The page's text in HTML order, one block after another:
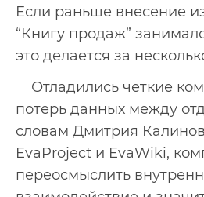
Если раньше внесение
“Книгу продаж”
это делается за
Отладились четкие
потерь данных между
словам Дмитрия
EvaProject и EvaWiki,
переосмыслить